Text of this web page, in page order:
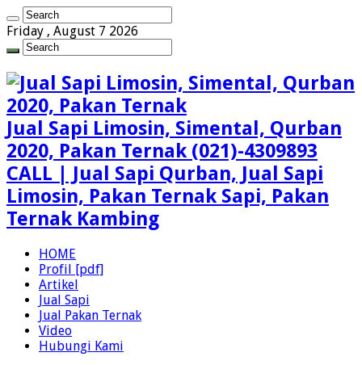
Friday , August 7 2026
Jual Sapi Limosin, Simental, Qurban
2020, Pakan Ternak (021)-4309893
CALL | Jual Sapi Qurban, Jual Sapi
Limosin, Pakan Ternak Sapi, Pakan
Ternak Kambing
HOME
Profil [pdf]
Artikel
Jual Sapi
Jual Pakan Ternak
Video
Hubungi Kami